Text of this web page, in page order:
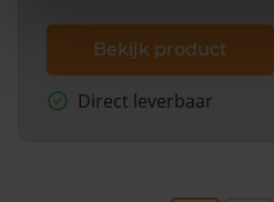
Bekijk product
Direct leverbaar